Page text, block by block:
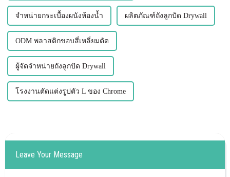
จำหน่ายกระเบื้องผนังห้องน้ำ ผลิตภัณฑ์ถังลูกปัด Drywall
ODM พลาสติกขอบสี่เหลี่ยมตัด
ผู้จัดจำหน่ายถังลูกปัด Drywall
โรงงานตัดแต่งรูปตัว L ของ Chrome
Leave Your Message